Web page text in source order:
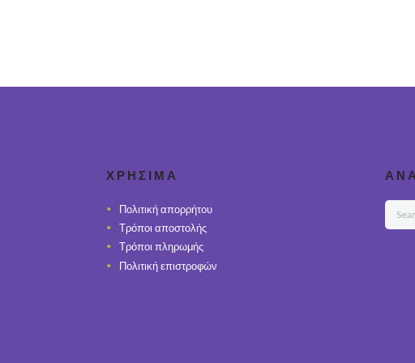
ΧΡΉΣΙΜΑ
Πολιτική απορρήτου
Τρόποι αποστολής
Τρόποι πληρωμής
Πολιτική επιστροφών